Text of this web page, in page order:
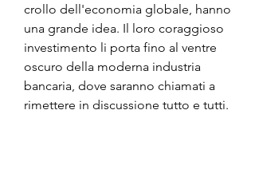
crollo dell'economia globale, hanno
una grande idea. Il loro coraggioso
investimento li porta fino al ventre
oscuro della moderna industria
bancaria, dove saranno chiamati a
rimettere in discussione tutto e tutti.